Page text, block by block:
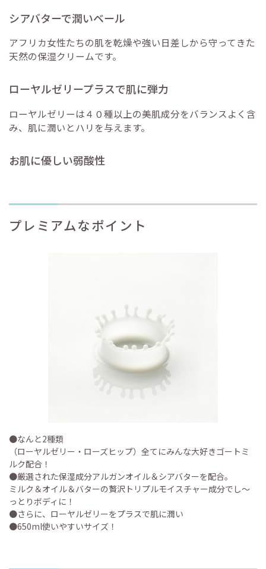
シアバターで潤いベール
アフリカ女性たちの肌を乾燥や強い日差しから守ってきた
天然の保湿クリームです。
ローヤルゼリープラスで肌に弾力
ローヤルゼリーは４０種以上の美肌成分をバランスよく含
み、肌に潤いとハリを与えます。
お肌に優しい弱酸性
プレミアムなポイント
●なんと2種類
（ローヤルゼリー・ローズヒップ）全てにみんな大好きゴートミ
ルク配合！
●厳選された保湿成分アルガンオイル＆シアバターを配合。
ミルク＆オイル＆バターの贅沢トリプルモイスチャー成分でし〜
っとりボディに！
●さらに、ローヤルゼリーをプラスで肌に潤い
●650ml使いやすいサイズ！